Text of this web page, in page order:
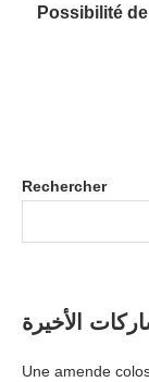
Possibilité
Rechercher
الأخيرة
Une amende